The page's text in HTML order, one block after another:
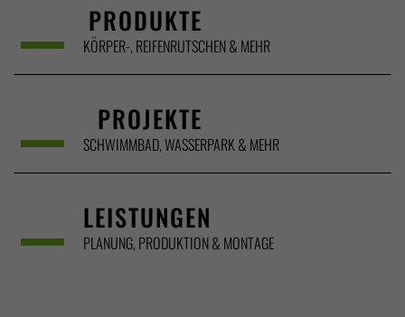
PRODUKTE
KÖRPER-, REIFENRUTSCHEN & MEHR
PROJEKTE
SCHWIMMBAD, WASSERPARK & MEHR
LEISTUNGEN
PLANUNG, PRODUKTION & MONTAGE